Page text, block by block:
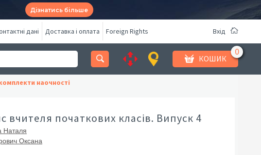
Дізнатись більше
дані Доставка і оплата Foreign Rights Вхід
КОШИК
наочності
вчителя початкових класів. Випуск 4
Наталя
Оксана